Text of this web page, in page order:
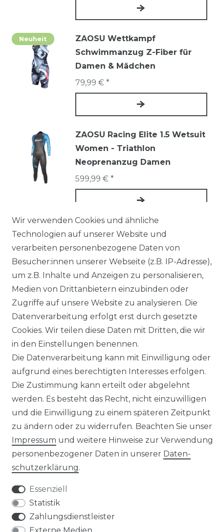
Neuheit
ZAOSU Wettkampf
Schwimmanzug Z-Fiber für
Damen & Mädchen
79,99 € *
ZAOSU Racing Elite 1.5 Wetsuit
Women - Triathlon
Neoprenanzug Damen
599,99 € *
* inkl. ges. MwSt. zzgl.Versandkosten
Impressum Daten­schutz­erklärung
AGB Barrierefreiheitserklärung
Wir verwenden Cookies und ähnliche
Technologien auf unserer Website und
verarbeiten personenbezogene Daten von
Besucher:innen unserer Webseite (z.B. IP-Adresse),
um z.B. Inhalte und Anzeigen zu personalisieren,
Medien von Drittanbietern einzubinden oder
Zugriffe auf unsere Website zu analysieren. Die
Datenverarbeitung erfolgt erst durch gesetzte
Cookies. Wir teilen diese Daten mit Dritten, die wir
in den Einstellungen benennen.
Die Datenverarbeitung kann mit Einwilligung oder
aufgrund eines berechtigten Interesses erfolgen.
Die Zustimmung kann erteilt oder abgelehnt
werden. Es besteht das Recht, nicht einzuwilligen
und die Einwilligung zu einem späteren Zeitpunkt
zu ändern oder zu widerrufen. Beachten Sie unser
Impressum und weitere Hinweise zur Verwendung
personenbezogener Daten in unserer Daten­
schutz­erklärung.
Essenziell
Statistik
Zahlungsdienstleister